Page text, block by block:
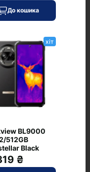
відгук.
До кошика
хіт
BL9000
512GB
Black
₴